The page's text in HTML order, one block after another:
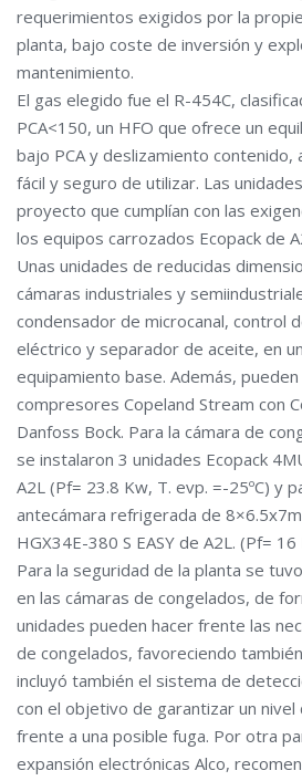
requerimientos exigidos por la
planta, bajo coste de inversión y
mantenimiento.
El gas elegido fue el R-454C,
PCA<150, un HFO que ofrece un
bajo PCA y deslizamiento contenido,
fácil y seguro de utilizar. Las
proyecto que cumplían con las
los equipos carrozados Ecopack de
Unas unidades de reducidas
cámaras industriales y
condensador de microcanal, control
eléctrico y separador de aceite, en
equipamiento base. Además,
compresores Copeland Stream con
Danfoss Bock. Para la cámara de
se instalaron 3 unidades Ecopack
A2L (Pf= 23.8 Kw, T. evp. =-25ºC) y
antecámara refrigerada de
HGX34E-380 S EASY de A2L. (Pf=
Para la seguridad de la planta se
en las cámaras de congelados, de
unidades pueden hacer frente las
de congelados, favoreciendo
incluyó también el sistema de
con el objetivo de garantizar un nivel
frente a una posible fuga. Por otra
expansión electrónicas Alco,